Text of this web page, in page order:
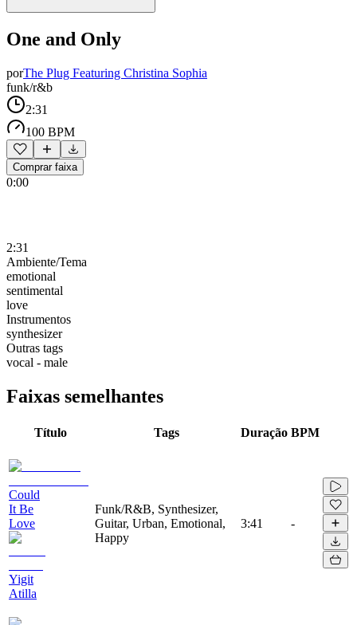
One and Only
porThe Plug Featuring Christina Sophia
funk/r&b
2:31
100 BPM
Comprar faixa
0:00
2:31
Ambiente/Tema
emotional
sentimental
love
Instrumentos
synthesizer
Outras tags
vocal - male
Faixas semelhantes
Título Tags Duração BPM
Could
It Be
Love
Yigit
Atilla
Funk/R&B, Synthesizer,
Guitar, Urban, Emotional,
Happy
3:41 -